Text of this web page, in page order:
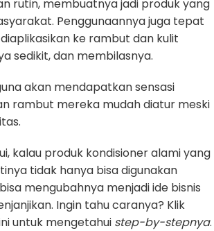
rutin, membuatnya jadi produk yang
Penggunaannya juga tepat
ke rambut dan kulit
sedikit, dan membilasnya.
akan mendapatkan sensasi
rambut mereka mudah diatur meski
kalau produk kondisioner alami yang
tidak hanya bisa digunakan
mengubahnya menjadi ide bisnis
Ingin tahu caranya? Klik
untuk mengetahui step-by-stepnya.